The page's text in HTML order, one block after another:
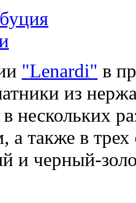
"Lenardi" в
из
нескольких
а также в
и черный-